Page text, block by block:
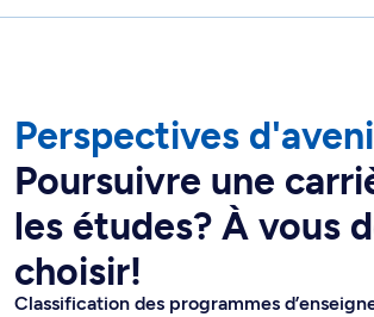
Perspectives
Poursuivre une
les études? À vous
choisir!
Classification des programmes